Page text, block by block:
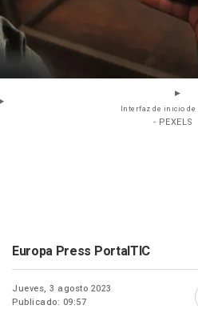
Interfaz de inicio
- PEXELS
Europa Press PortalTIC
Jueves, 3 agosto 2023
Publicado: 09:57